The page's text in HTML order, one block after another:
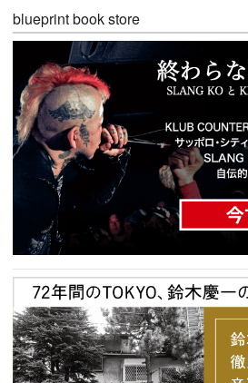
blueprint book store